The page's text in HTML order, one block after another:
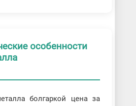
особенности
болгаркой цена за